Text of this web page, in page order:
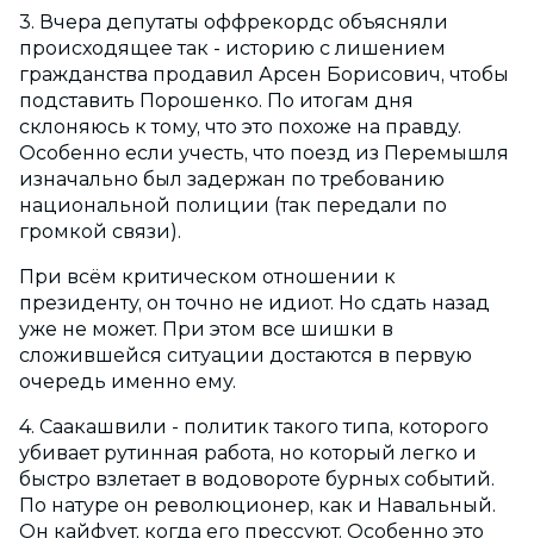
3. Вчера депутаты оффрекордс объясняли
происходящее так - историю с лишением
гражданства продавил Арсен Борисович, чтобы
подставить Порошенко. По итогам дня
склоняюсь к тому, что это похоже на правду.
Особенно если учесть, что поезд из Перемышля
изначально был задержан по требованию
национальной полиции (так передали по
громкой связи).
При всём критическом отношении к
президенту, он точно не идиот. Но сдать назад
уже не может. При этом все шишки в
сложившейся ситуации достаются в первую
очередь именно ему.
4. Саакашвили - политик такого типа, которого
убивает рутинная работа, но который легко и
быстро взлетает в водовороте бурных событий.
По натуре он революционер, как и Навальный.
Он кайфует, когда его прессуют. Особенно это